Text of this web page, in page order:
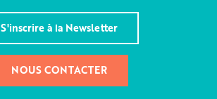
S'inscrire à la Newsletter
NOUS CONTACTER